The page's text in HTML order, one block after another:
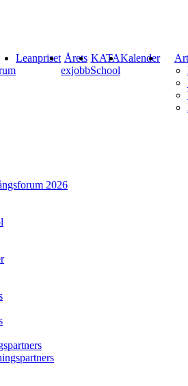
Leanpriset Årets
exjobb
KATA
School
Kalender
2026